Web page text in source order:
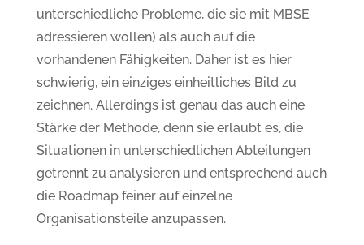
unterschiedliche Probleme, die sie mit MBSE
adressieren wollen) als auch auf die
vorhandenen Fähigkeiten. Daher ist es hier
schwierig, ein einziges einheitliches Bild zu
zeichnen. Allerdings ist genau das auch eine
Stärke der Methode, denn sie erlaubt es, die
Situationen in unterschiedlichen Abteilungen
getrennt zu analysieren und entsprechend auch
die Roadmap feiner auf einzelne
Organisationsteile anzupassen.